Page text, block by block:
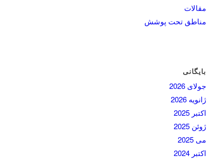
مقالات
مناطق تحت پوشش
بایگانی
جولای 2026
ژانویه 2026
اکتبر 2025
ژوئن 2025
می 2025
اکتبر 2024